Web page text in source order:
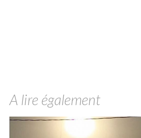
A lire également